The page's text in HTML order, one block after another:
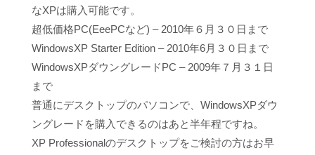
なXPは購入可能です。
超低価格PC(EeePCなど) – 2010年６月３０日まで
WindowsXP Starter Edition – 2010年6月３０日まで
WindowsXPダウングレードPC – 2009年７月３１日
まで
普通にデスクトップのパソコンで、WindowsXPダウ
ングレードを購入できるのはあと半年程ですね。
XP Professionalのデスクトップをご検討の方はお早